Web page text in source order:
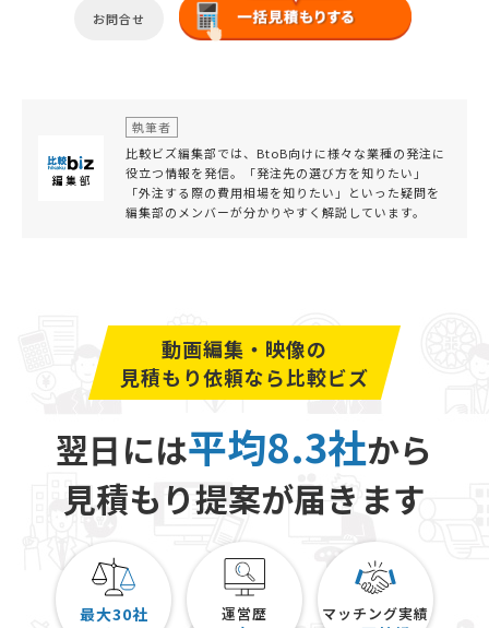
お問合せ
執筆者
比較ビズ編集部では、BtoB向けに様々な業種の発注に
役立つ情報を発信。「発注先の選び方を知りたい」
「外注する際の費用相場を知りたい」といった疑問を
編集部のメンバーが分かりやすく解説しています。
動画編集・映像の
見積もり依頼なら比較ビズ
翌日には平均8.3社から
見積もり提案が届きます
最大30社 運営歴 マッチング実績